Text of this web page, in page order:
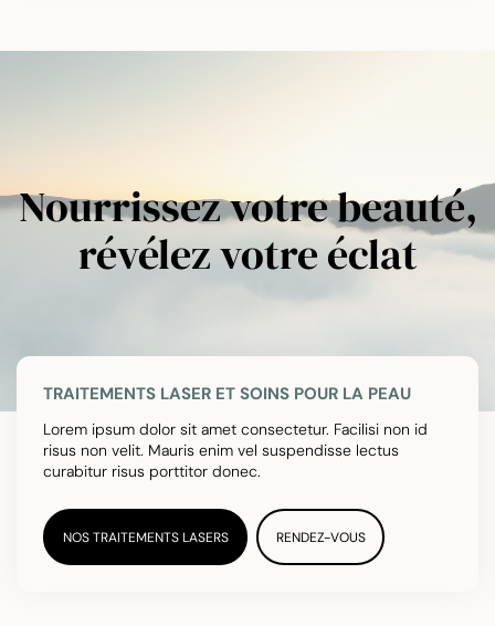
Nourrissez votre beauté,
révélez votre éclat
TRAITEMENTS LASER ET SOINS POUR LA PEAU
Lorem ipsum dolor sit amet consectetur. Facilisi non id
risus non velit. Mauris enim vel suspendisse lectus
curabitur risus porttitor donec.
NOS TRAITEMENTS LASERS RENDEZ-VOUS